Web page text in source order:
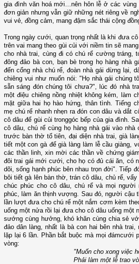
gia đình văn hoá mới…nên hôn lễ ở các
đơn giản nhưng vẫn giữ những nét riêng về
vui vẻ, đồng cảm, mang đậm sắc thái cộng
Trong ngày cưới, quan trọng nhất là khi đưa
trên vai mang theo gùi củi với niềm tin sẽ
cho nhà trai, cùng đi có chú rể cường tráng,
đông đảo bà con, bạn bè trong họ hàng nhà
đến cổng nhà chú rể, đoàn nhà gái dừng lại,
chiêng vui như muốn nói: "Họ nhà gái chúng
sẵn sáng đón chúng tôi chưa?", lúc đó nhà
một điệu chiêng nồng nhiệt không kém, làm
mặt giữa hai họ hào hứng, thân tình. Tiếng
mẹ chú rể nhanh nhẹn ra đón con dâu và dắt
cô dâu để gùi củi tronggóc bếp của gia đình.
cô dâu, chú rể cùng họ hàng nhà gái vào nhà
trước bàn thờ tổ tiên, đại diện nhà trai, già
tiết một con gà để già làng làm lễ cầu giàng,
các thần linh, xin mời các thần về chứng
đôi trai gái mới cưới, cho họ có đủ cái ăn, có
dõi, sống hạnh phúc bên nhau trọn đời". Tiếp
bôi tiết gà lên bàn thờ, trán cô dâu, chủ rể,
chúc phúc cho cô dâu, chú rể và mọi người
phúc, làm ăn thịnh vượng. Sau đó, người cậu
lần lượt đưa cho chú rể một nắm cơm kèm
uống một nửa rồi lại đưa cho cô dâu uống một
sướng cùng hưởng, khó khăn cùng chia sẻ
đảo dân làng, nhất là bà con hai bên nhà
lặp lại 6 lần. Phần bắt buộc mà mọi đámcưới
vòng:
"Muốn cho xong việc
Phải làm một lễ trao